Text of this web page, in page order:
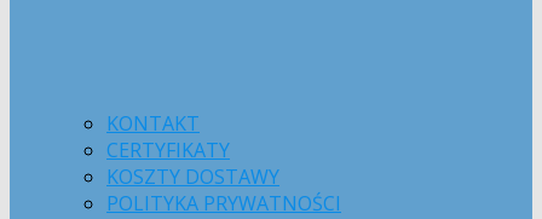
KONTAKT
CERTYFIKATY
KOSZTY DOSTAWY
POLITYKA PRYWATNOŚCI